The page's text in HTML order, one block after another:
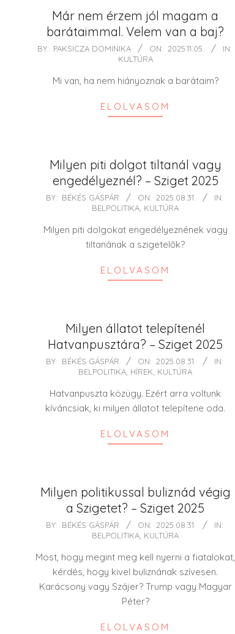
Már nem érzem jól magam a
barátaimmal. Velem van a baj?
2025-
BY: PAKSICZA DOMINIKA ON: 2025.11.05.
IN:
KULTÚRA
Mi van, ha nem hiányoznak a barátaim?
ELOLVASOM
Milyen piti dolgot tiltanál vagy
engedélyeznél? – Sziget 2025
2025-
BY: BÉKÉS GÁSPÁR ON: 2025.08.31.
IN:
BELPOLITIKA KULTÚRA
Milyen piti dolgokat engedélyeznének vagy
tiltanának a szigetelők?
ELOLVASOM
Milyen állatot telepítenél
Hatvanpusztára? – Sziget 2025
2025-
BY: BÉKÉS GÁSPÁR ON: 2025.08.31.
IN:
BELPOLITIKA HÍREK KULTÚRA
Hatvanpuszta közügy. Ezért arra voltunk
kíváncsiak, ki milyen állatot telepítene oda.
ELOLVASOM
Milyen politikussal buliznád végig
a Szigetet? – Sziget 2025
2025-
31
BY: BÉKÉS GÁSPÁR ON: 2025.08.31.
IN:
BELPOLITIKA KULTÚRA
Most, hogy megint meg kell nyerni a fiatalokat,
kérdés, hogy kivel buliznának szívesen.
Karácsony vagy Szájer? Trump vagy Magyar
Péter?
ELOLVASOM